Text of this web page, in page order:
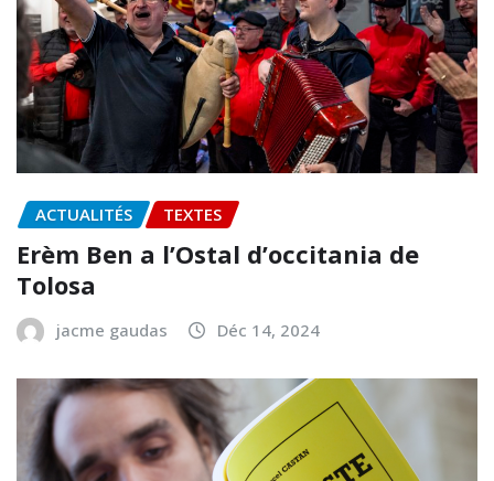
ACTUALITÉS TEXTES
Erèm Ben a l’Ostal d’occitania de
Tolosa
jacme gaudas Déc 14, 2024